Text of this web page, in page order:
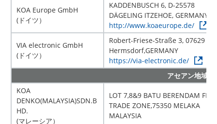
KOA Europe GmbH
(ドイツ）
KADDENBUSCH 6, D-25578
DÄGELING ITZEHOE, GERMANY
http://www.koaeurope.de/
VIA electronic GmbH
(ドイツ）
Robert-Friese-Straße 3, 07629
Hermsdorf,GERMANY
https://via-electronic.de/
アセアン地域
KOA
DENKO(MALAYSIA)SDN.B
HD.
(マレーシア）
LOT 7,8&9 BATU BERENDAM
TRADE ZONE,75350 MELAKA
MALAYSIA